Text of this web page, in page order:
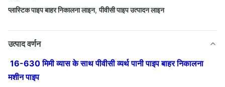
प्लास्टिक पाइप बाहर निकालना लाइन,पीवीसी पाइप उत्पादन लाइन
उत्पाद वर्णन
16-630 मिमी व्यास के साथ पीवीसी व्यर्थ पानी पाइप बाहर निकालना
मशीन पाइप